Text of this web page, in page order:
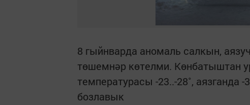
8 гыйнварда аномаль салкын,
төшемнәр көтелми. Көнбатыштан
температурасы -23..-28˚, аязганда
бозлавык